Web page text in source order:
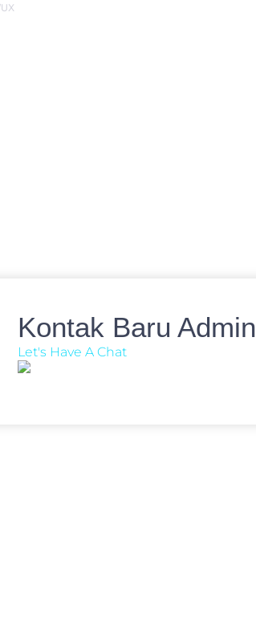
Kontak Baru Admin
Let's Have A Chat